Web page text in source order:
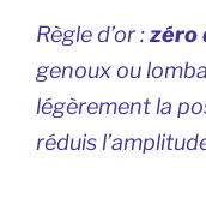
Règle d’or :zéro
genoux ou
légèrement la
réduis